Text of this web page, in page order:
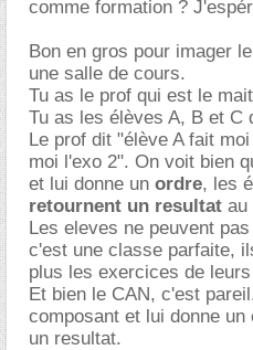
comme formation ?
Bon en gros pour imager
une salle de cours.
Tu as le prof qui est le
Tu as les élèves A, B et C
Le prof dit "élève A fait
moi l'exo 2". On voit bien
et lui donne un ordre, les
retournent un resultat au
Les eleves ne peuvent
c'est une classe parfaite,
plus les exercices de
Et bien le CAN, c'est
composant et lui donne
un resultat.